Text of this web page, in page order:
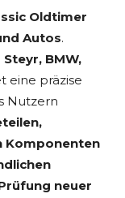
Oldtimer
Autos.
Steyr, BMW,
eine präzise
Nutzern
Komponenten
neuer